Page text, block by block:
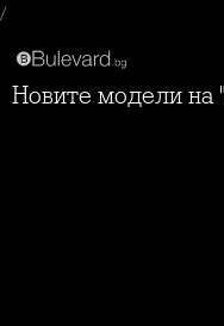
/
Новите модели на